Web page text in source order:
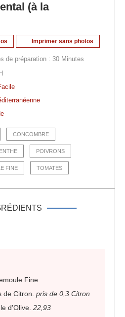
(à la
Imprimer sans photos
de préparation : 30 Minutes
CONCOMBRE
POIVRONS
FINE TOMATES
Fine
de Citron. pris de 0,3 Citron
d'Olive. 22,93